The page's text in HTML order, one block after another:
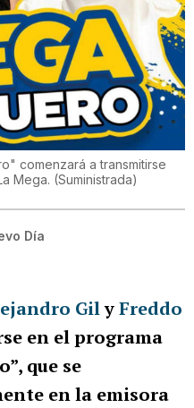
comenzará a transmitirse
Mega. (Suministrada)
Día
GilyFreddo
en el programa
que se
en la emisora